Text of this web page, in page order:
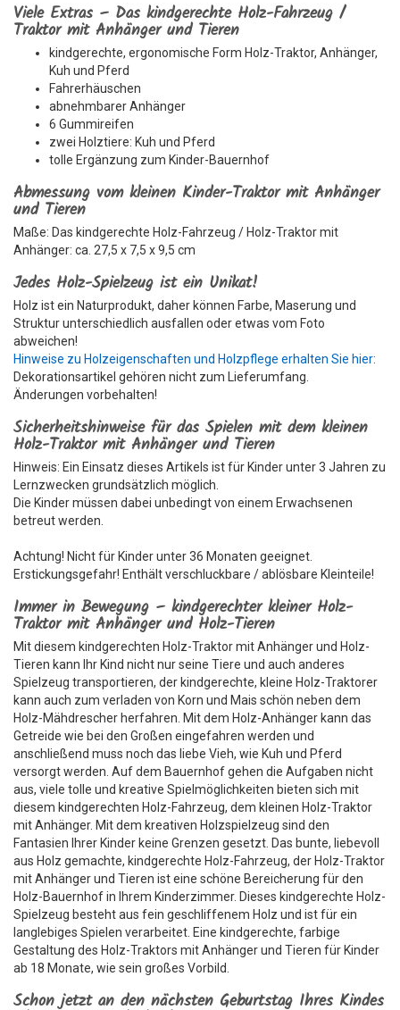
Viele Extras – Das kindgerechte Holz-Fahrzeug /
Traktor mit Anhänger und Tieren
kindgerechte, ergonomische Form Holz-Traktor, Anhänger,
Kuh und Pferd
Fahrerhäuschen
abnehmbarer Anhänger
6 Gummireifen
zwei Holztiere: Kuh und Pferd
tolle Ergänzung zum Kinder-Bauernhof
Abmessung vom kleinen Kinder-Traktor mit Anhänger
und Tieren
Maße: Das kindgerechte Holz-Fahrzeug / Holz-Traktor mit
Anhänger: ca. 27,5 x 7,5 x 9,5 cm
Jedes Holz-Spielzeug ist ein Unikat!
Holz ist ein Naturprodukt, daher können Farbe, Maserung und
Struktur unterschiedlich ausfallen oder etwas vom Foto
abweichen!
Hinweise zu Holzeigenschaften und Holzpflege erhalten Sie hier:
Dekorationsartikel gehören nicht zum Lieferumfang.
Änderungen vorbehalten!
Sicherheitshinweise für das Spielen mit dem kleinen
Holz-Traktor mit Anhänger und Tieren
Hinweis: Ein Einsatz dieses Artikels ist für Kinder unter 3 Jahren zu
Lernzwecken grundsätzlich möglich.
Die Kinder müssen dabei unbedingt von einem Erwachsenen
betreut werden.
Achtung! Nicht für Kinder unter 36 Monaten geeignet.
Erstickungsgefahr! Enthält verschluckbare / ablösbare Kleinteile!
Immer in Bewegung – kindgerechter kleiner Holz-
Traktor mit Anhänger und Holz-Tieren
Mit diesem kindgerechten Holz-Traktor mit Anhänger und Holz-
Tieren kann Ihr Kind nicht nur seine Tiere und auch anderes
Spielzeug transportieren, der kindgerechte, kleine Holz-Traktorer
kann auch zum verladen von Korn und Mais schön neben dem
Holz-Mähdrescher herfahren. Mit dem Holz-Anhänger kann das
Getreide wie bei den Großen eingefahren werden und
anschließend muss noch das liebe Vieh, wie Kuh und Pferd
versorgt werden. Auf dem Bauernhof gehen die Aufgaben nicht
aus, viele tolle und kreative Spielmöglichkeiten bieten sich mit
diesem kindgerechten Holz-Fahrzeug, dem kleinen Holz-Traktor
mit Anhänger. Mit dem kreativen Holzspielzeug sind den
Fantasien Ihrer Kinder keine Grenzen gesetzt. Das bunte, liebevoll
aus Holz gemachte, kindgerechte Holz-Fahrzeug, der Holz-Traktor
mit Anhänger und Tieren ist eine schöne Bereicherung für den
Holz-Bauernhof in Ihrem Kinderzimmer. Dieses kindgerechte Holz-
Spielzeug besteht aus fein geschliffenem Holz und ist für ein
langlebiges Spielen verarbeitet. Eine kindgerechte, farbige
Gestaltung des Holz-Traktors mit Anhänger und Tieren für Kinder
ab 18 Monate, wie sein großes Vorbild.
Schon jetzt an den nächsten Geburtstag Ihres Kindes